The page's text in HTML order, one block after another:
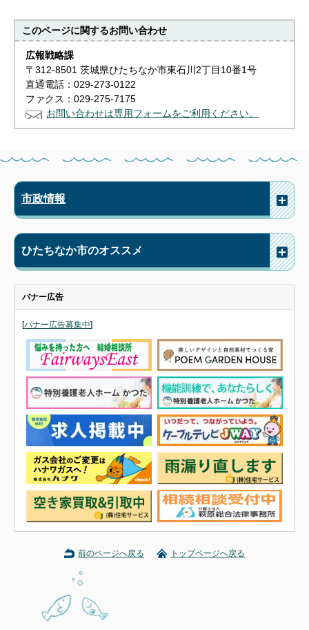
このページに関するお問い合わせ
広報戦略課
〒312-8501 茨城県ひたちなか市東石川2丁目10番1号
直通電話：029-273-0122
ファクス：029-275-7175
お問い合わせは専用フォームをご利用ください。
市政情報
ひたちなか市のオススメ
バナー広告
[バナー広告募集中]
前のページへ戻る トップページへ戻る